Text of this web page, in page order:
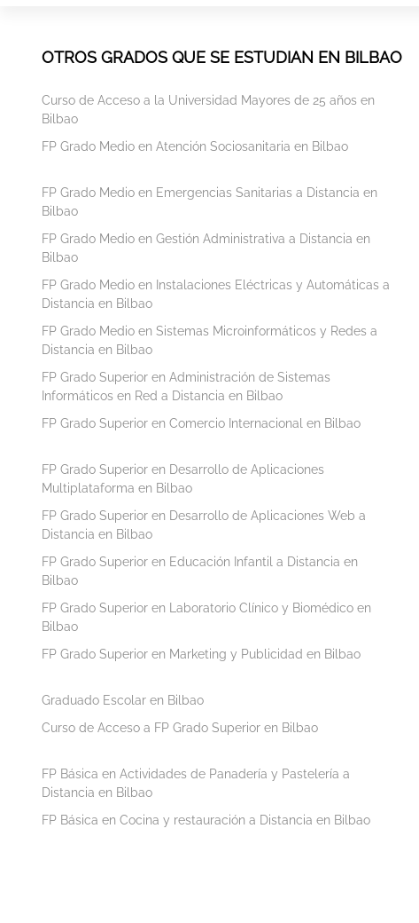
OTROS GRADOS QUE SE ESTUDIAN EN BILBAO
Curso de Acceso a la Universidad Mayores de 25 años en
Bilbao
FP Grado Medio en Atención Sociosanitaria en Bilbao
FP Grado Medio en Emergencias Sanitarias a Distancia en
Bilbao
FP Grado Medio en Gestión Administrativa a Distancia en
Bilbao
FP Grado Medio en Instalaciones Eléctricas y Automáticas a
Distancia en Bilbao
FP Grado Medio en Sistemas Microinformáticos y Redes a
Distancia en Bilbao
FP Grado Superior en Administración de Sistemas
Informáticos en Red a Distancia en Bilbao
FP Grado Superior en Comercio Internacional en Bilbao
FP Grado Superior en Desarrollo de Aplicaciones
Multiplataforma en Bilbao
FP Grado Superior en Desarrollo de Aplicaciones Web a
Distancia en Bilbao
FP Grado Superior en Educación Infantil a Distancia en
Bilbao
FP Grado Superior en Laboratorio Clínico y Biomédico en
Bilbao
FP Grado Superior en Marketing y Publicidad en Bilbao
Graduado Escolar en Bilbao
Curso de Acceso a FP Grado Superior en Bilbao
FP Básica en Actividades de Panadería y Pastelería a
Distancia en Bilbao
FP Básica en Cocina y restauración a Distancia en Bilbao